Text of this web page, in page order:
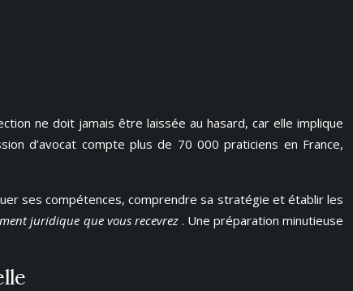
ne doit jamais être laissée au hasard, car elle implique
d’avocat compte plus de 70 000 praticiens en France,
ses compétences, comprendre sa stratégie et établir les
juridique que vous recevrez . Une préparation minutieuse